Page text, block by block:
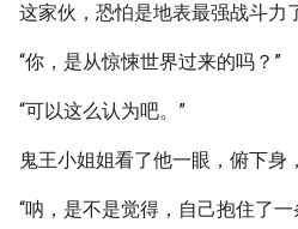
这家伙，恐怕是地表最强战斗力
“你，是从惊悚世界过来的吗？”
“可以这么认为吧。”
鬼王小姐姐看了他一眼，俯下身
“呐，是不是觉得，自己抱住了